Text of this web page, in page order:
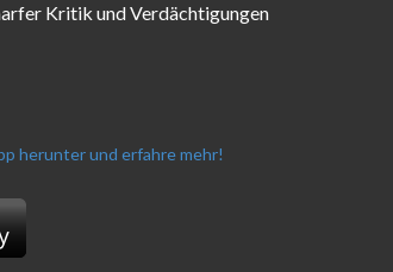
Kritik und Verdächtigungen
herunter und erfahre mehr!